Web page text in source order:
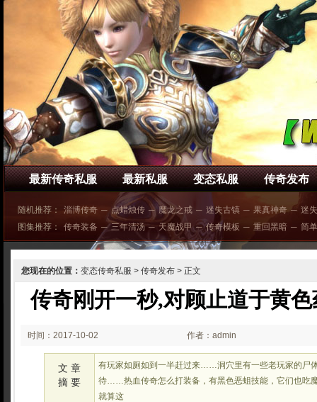
最新传奇私服 最新私服 变态私服 传奇发布
随机推荐： 淄博传奇 ─ 点蜡烛传 ─ 魔龙之戒 ─ 迷失古镇 ─ 果真神奇 ─ 迷
图集推荐：
传奇装备 ─ 三年清汤 ─ 天魔战甲 ─ 传奇模板 ─ 重回黑暗 ─ 简
您现在的位置： 变态传奇私服 > 传奇发布 > 正文
传奇刚开一秒,对顾止道于黄
时间：2017-10-02
08:10
作者：admin
文 章
摘 要
有玩家如厕如到一半赶过来……洞穴里有一些老玩家的尸
待……热血传奇怎么打装备，有黑色恶蛆技能，它们也吃
就算这